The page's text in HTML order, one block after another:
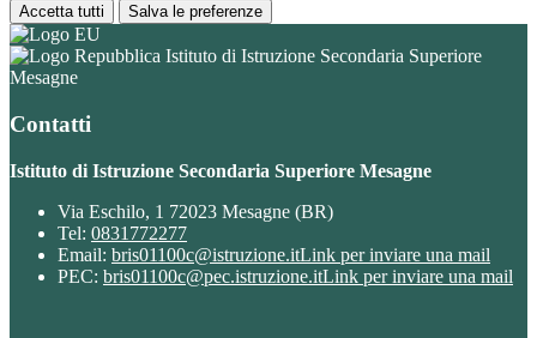
Accetta tutti Salva le preferenze
Istituto di Istruzione Secondaria Superiore
Mesagne
Contatti
Istituto di Istruzione Secondaria Superiore Mesagne
Via Eschilo, 1 72023 Mesagne (BR)
Tel: 0831772277
Email: bris01100c@istruzione.itLink per inviare una mail
PEC: bris01100c@pec.istruzione.itLink per inviare una mail